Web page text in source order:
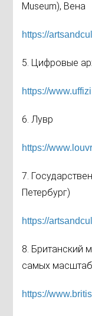
Museum), Вена
https://
5. Цифровые
https://
6. Лувр
https://
7.
Петербург)
https://
8. Британский
самых
https://